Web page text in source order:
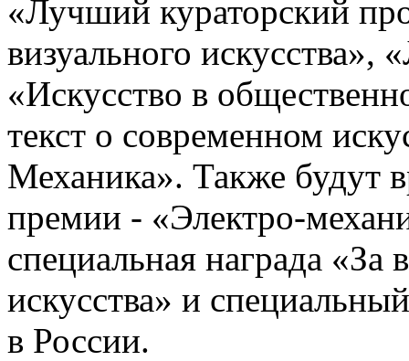
«Лучший кураторский
визуального
«Искусство в
текст о современном
Механика». Также будут
премии - «Электро-
специальная награда «За
искусства» и
в России.